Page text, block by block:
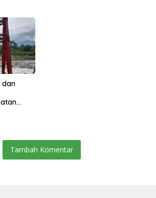
dan
Tambah Komentar